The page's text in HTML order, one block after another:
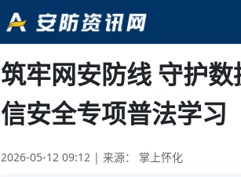
筑牢网安防线 守护
信安全专项普法学习
2026-05-12 09:12 | 来源： 掌上怀化